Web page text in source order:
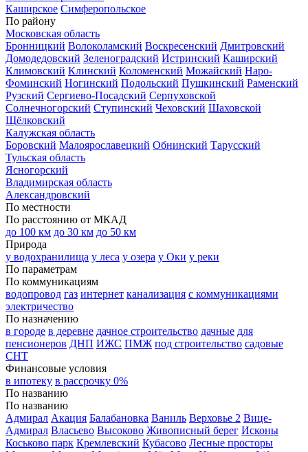
Каширское Симферопольское
По району
Московская область
Бронницкий Волоколамский Воскресенский Дмитровский
Домодедовский Зеленоградский Истринский Каширский
Климовский Клинский Коломенский Можайский Наро-
Фоминский Ногинский Подольский Пушкинский Раменский
Рузский Сергиево-Посадский Серпуховской
Солнечногорский Ступинский Чеховский Шаховской
Щёлковский
Калужская область
Боровский Малоярославецкий Обнинский Тарусский
Тульская область
Ясногорский
Владимирская область
Александровский
По местности
По расстоянию от МКАД
до 100 км до 30 км до 50 км
Природа
у водохранилища у леса у озера у Оки у реки
По параметрам
По коммуникациям
водопровод газ интернет канализация с коммуникациями
электричество
По назначению
в городе в деревне дачное строительство дачные для
пенсионеров ДНП ИЖС ПМЖ под строительство садовые
СНТ
Финансовые условия
в ипотеку в рассрочку 0%
По названию
По названию
Адмирал Акация Балабановка Ваниль Верховье 2 Вице-
Адмирал Власьево Высоково Живописный берег Исконы
Коськово парк Кремлевский Кубасово Лесные просторы